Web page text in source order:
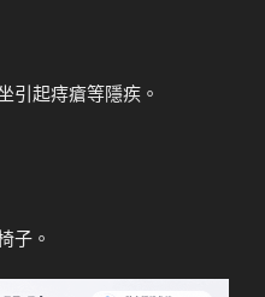
引起痔瘡等隱疾。
子。